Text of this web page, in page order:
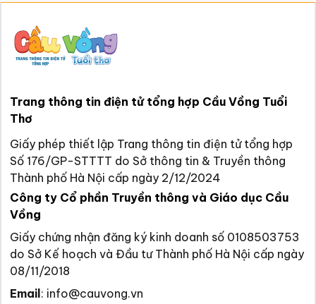
Trang thông tin điện tử tổng hợp Cầu Vồng Tuổi
Thơ
Giấy phép thiết lập Trang thông tin điện tử tổng hợp
Số 176/GP-STTTT do Sở thông tin & Truyền thông
Thành phố Hà Nội cấp ngày 2/12/2024
Công ty Cổ phần Truyền thông và Giáo dục Cầu
Vồng
Giấy chứng nhận đăng ký kinh doanh số 0108503753
do Sở Kế hoạch và Đầu tư Thành phố Hà Nội cấp ngày
08/11/2018
Email: info@cauvong.vn